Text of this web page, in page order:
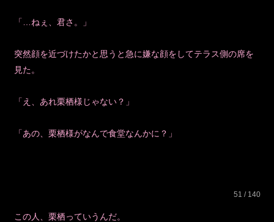
「…ねぇ、君さ。」
突然顔を近づけたかと思うと急に嫌な顔をしてテラス側の席を
見た。
「え、あれ栗栖様じゃない？」
「あの、栗栖様がなんで食堂なんかに？」
51 / 140
この人、栗栖っていうんだ。